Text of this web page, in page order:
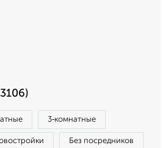
3‑комнатные
Без посредников